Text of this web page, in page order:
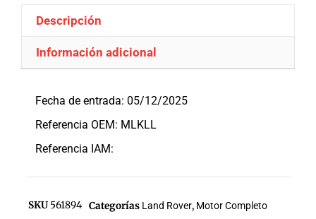
Descripción
Información adicional
Fecha de entrada: 05/12/2025
Referencia OEM: MLKLL
Referencia IAM:
SKU 561894 Categorías Land Rover, Motor Completo